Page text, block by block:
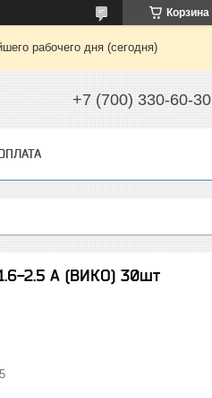
Корзина
рабочего дня (сегодня)
+7 (700) 330-60-30
2.5 А (ВИКО) 30шт